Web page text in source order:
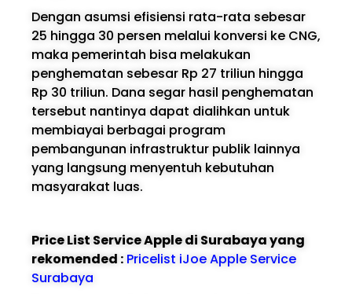
Dengan asumsi efisiensi rata-rata sebesar
25 hingga 30 persen melalui konversi ke CNG,
maka pemerintah bisa melakukan
penghematan sebesar Rp 27 triliun hingga
Rp 30 triliun. Dana segar hasil penghematan
tersebut nantinya dapat dialihkan untuk
membiayai berbagai program
pembangunan infrastruktur publik lainnya
yang langsung menyentuh kebutuhan
masyarakat luas.
Price List Service Apple di Surabaya yang
rekomended : Pricelist iJoe Apple Service
Surabaya